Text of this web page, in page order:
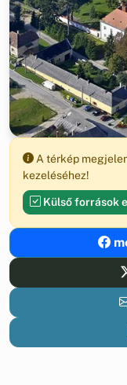
A térkép
kezeléséhez!
Külső források